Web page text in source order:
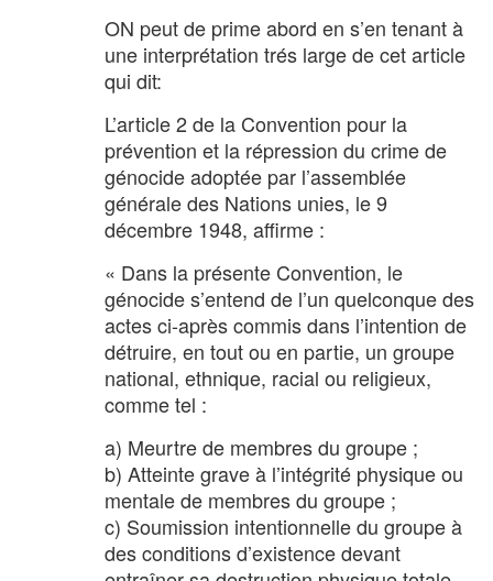
ON peut de prime abord en s’en tenant à
une interprétation trés large de cet article
qui dit:
L’article 2 de la Convention pour la
prévention et la répression du crime de
génocide adoptée par l’assemblée
générale des Nations unies, le 9
décembre 1948, affirme :
« Dans la présente Convention, le
génocide s’entend de l’un quelconque des
actes ci-après commis dans l’intention de
détruire, en tout ou en partie, un groupe
national, ethnique, racial ou religieux,
comme tel :
a) Meurtre de membres du groupe ;
b) Atteinte grave à l’intégrité physique ou
mentale de membres du groupe ;
c) Soumission intentionnelle du groupe à
des conditions d’existence devant